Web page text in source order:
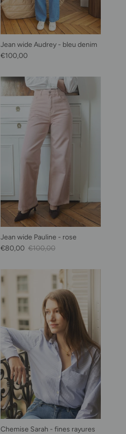
Jean wide Audrey - bleu denim
Prix habituel
€100,00
Jean wide Pauline - rose
Prix soldé
€80,00 Prix habituel
€100,00
Chemise Sarah - fines rayures